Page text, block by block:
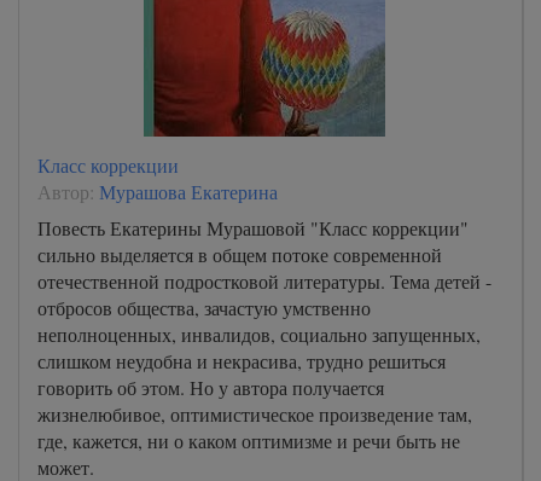
Класс коррекции
Автор: Мурашова Екатерина
Повесть Екатерины Мурашовой "Класс коррекции"
сильно выделяется в общем потоке современной
отечественной подростковой литературы. Тема детей -
отбросов общества, зачастую умственно
неполноценных, инвалидов, социально запущенных,
слишком неудобна и некрасива, трудно решиться
говорить об этом. Но у автора получается
жизнелюбивое, оптимистическое произведение там,
где, кажется, ни о каком оптимизме и речи быть не
может.